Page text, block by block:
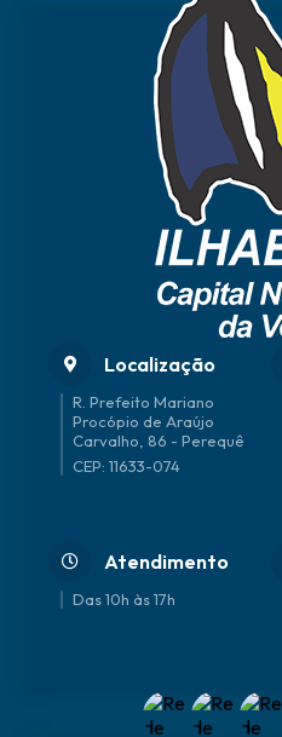
Localização
R. Prefeito Mariano
Procópio de Araújo
Carvalho, 86 - Perequê
CEP: 11633-074
Atendimento
Das 10h às 17h